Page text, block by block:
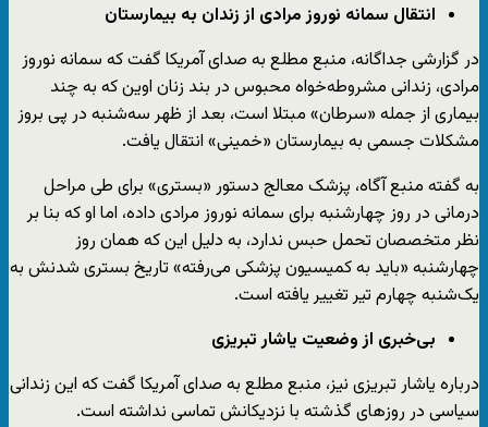
انتقال سمانه نوروز مرادی از زندان به بیمارستان
در گزارشی جداگانه، منبع مطلع به صدای آمریکا گفت که سمانه نوروز
مرادی، زندانی مشروطه‌خواه محبوس در بند زنان اوین که به چند
بیماری از جمله «سرطان» مبتلا است، بعد از ظهر سه‌شنبه در پی بروز
مشکلات جسمی به بیمارستان «خمینی» انتقال یافت.
به گفته منبع آگاه، پزشک معالج دستور «بستری» برای طی مراحل
درمانی در روز چهارشنبه برای سمانه نوروز مرادی داده، اما او که بنا بر
نظر متخصصان تحمل حبس ندارد، به دلیل این که همان روز
چهارشنبه «باید به کمیسیون پزشکی می‌رفته» تاریخ بستری شدنش به
یک‌شنبه چهارم تیر تغییر یافته است.
بی‌خبری از وضعیت یاشار تبریزی
درباره یاشار تبریزی نیز، منبع مطلع به صدای آمریکا گفت که این زندانی
سیاسی در روزهای گذشته با نزدیکانش تماسی نداشته است.